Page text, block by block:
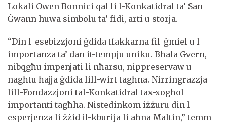
Lokali Owen Bonnici qal li l-Konkatidral ta’ San
Ġwann huwa simbolu ta’ fidi, arti u storja.
“Din l-esebizzjoni ġdida tfakkarna fil-ġmiel u l-
importanza ta’ dan it-tempju uniku. Bħala Gvern,
nibqgħu impenjati li nħarsu, nippreservaw u
nagħtu ħajja ġdida lill-wirt tagħna. Nirringrazzja
lill-Fondazzjoni tal-Konkatidral tax-xogħol
importanti tagħha. Nistedinkom iżżuru din l-
esperjenza li żżid il-kburija li aħna Maltin,” temm